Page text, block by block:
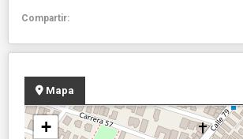
Compartir:
Mapa
+